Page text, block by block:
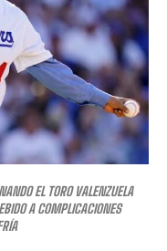
EL TORO VALENZUELA
A COMPLICACIONES